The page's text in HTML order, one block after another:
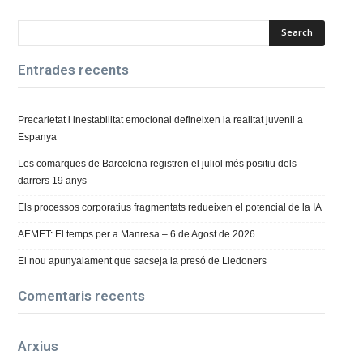
Entrades recents
Precarietat i inestabilitat emocional defineixen la realitat juvenil a
Espanya
Les comarques de Barcelona registren el juliol més positiu dels
darrers 19 anys
Els processos corporatius fragmentats redueixen el potencial de la IA
AEMET: El temps per a Manresa – 6 de Agost de 2026
El nou apunyalament que sacseja la presó de Lledoners
Comentaris recents
Arxius